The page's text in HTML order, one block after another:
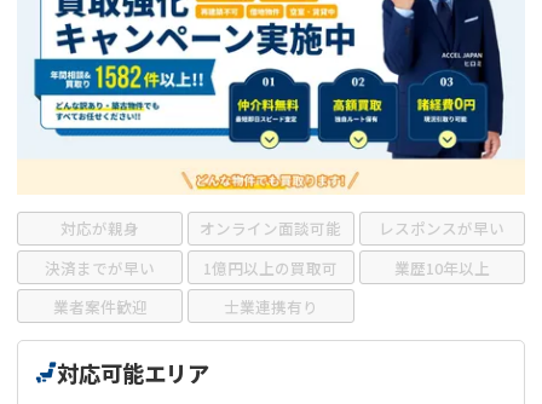
リースバック
土地売却 不動産相続
借地 不動産リースバック
空き家
アンケート調査
対応が親身 オンライン面談可能
レスポンスが早い
決済までが早い
1億円以上の買取可
業歴10年以上
業者案件歓迎
士業連携有り
対応可能エリア